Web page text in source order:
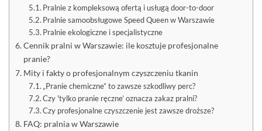
Pralnie z kompleksową ofertą i usługą door-to-door
Pralnie samoobsługowe Speed Queen w Warszawie
Pralnie ekologiczne i specjalistyczne
Cennik pralni w Warszawie: ile kosztuje profesjonalne
pranie?
Mity i fakty o profesjonalnym czyszczeniu tkanin
„Pranie chemiczne” to zawsze szkodliwy perc?
Czy 'tylko pranie ręczne’ oznacza zakaz pralni?
Czy profesjonalne czyszczenie jest zawsze droższe?
FAQ: pralnia w Warszawie